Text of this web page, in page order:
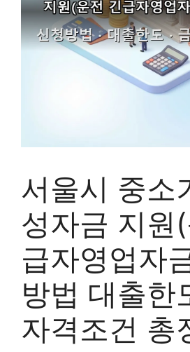
서울시 중소
성자금 지원
급자영업자
방법 대출한
자격조건 총